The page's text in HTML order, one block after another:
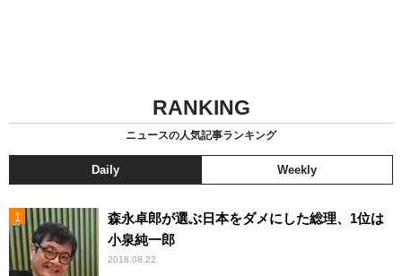
RANKING
ニュースの人気記事ランキング
Daily Weekly
森永卓郎が選ぶ日本をダメにした総理、1位は
小泉純一郎
2018.08.22